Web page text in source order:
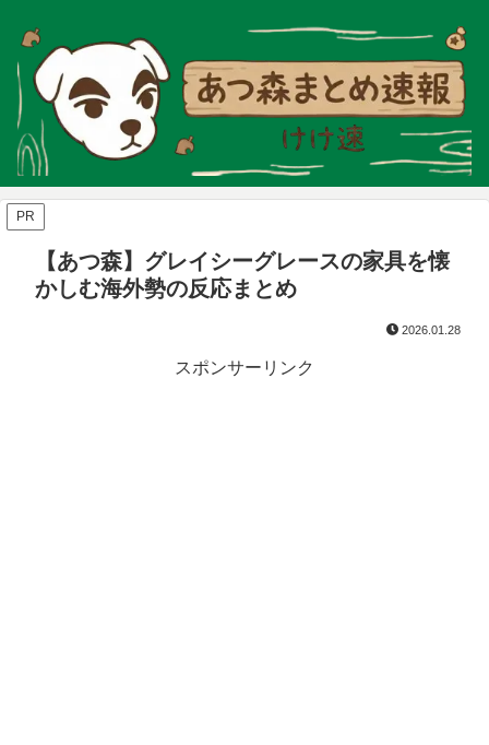
PR
【あつ森】グレイシーグレースの家具を懐
かしむ海外勢の反応まとめ
2026.01.28
スポンサーリンク